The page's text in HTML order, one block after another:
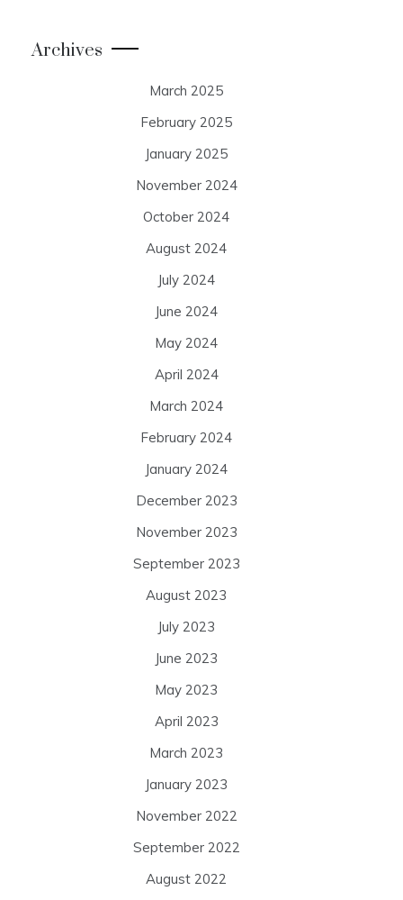
Archives
March 2025
February 2025
January 2025
November 2024
October 2024
August 2024
July 2024
June 2024
May 2024
April 2024
March 2024
February 2024
January 2024
December 2023
November 2023
September 2023
August 2023
July 2023
June 2023
May 2023
April 2023
March 2023
January 2023
November 2022
September 2022
August 2022